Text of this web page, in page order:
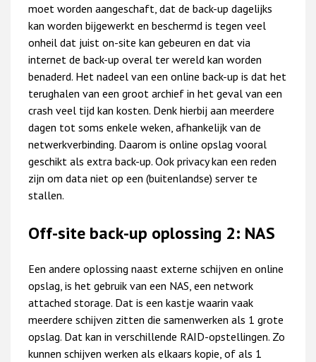
moet worden aangeschaft, dat de back-up dagelijks
kan worden bijgewerkt en beschermd is tegen veel
onheil dat juist on-site kan gebeuren en dat via
internet de back-up overal ter wereld kan worden
benaderd. Het nadeel van een online back-up is dat het
terughalen van een groot archief in het geval van een
crash veel tijd kan kosten. Denk hierbij aan meerdere
dagen tot soms enkele weken, afhankelijk van de
netwerkverbinding. Daarom is online opslag vooral
geschikt als extra back-up. Ook privacy kan een reden
zijn om data niet op een (buitenlandse) server te
stallen.
Off-site back-up oplossing 2: NAS
Een andere oplossing naast externe schijven en online
opslag, is het gebruik van een NAS, een network
attached storage. Dat is een kastje waarin vaak
meerdere schijven zitten die samenwerken als 1 grote
opslag. Dat kan in verschillende RAID-opstellingen. Zo
kunnen schijven werken als elkaars kopie, of als 1